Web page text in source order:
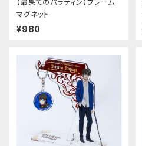
【最果てのパラディン】フレーム
マグネット
¥980